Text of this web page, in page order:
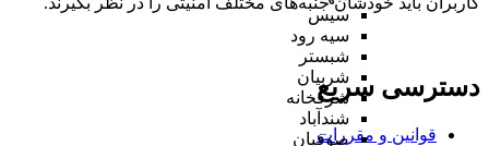
سیس
سیه رود
شبستر
شربیان
شرفخانه
شندآباد
صوفیان
دسترسی سریع
قوانین و مقررات